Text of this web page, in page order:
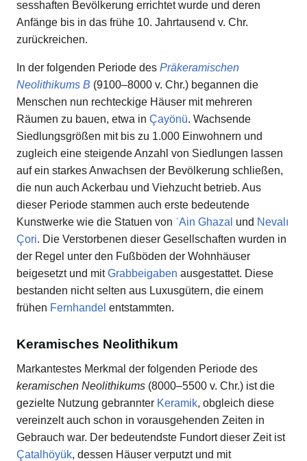
sesshaften Bevölkerung errichtet wurde und deren
Anfänge bis in das frühe 10. Jahrtausend v. Chr.
zurückreichen.
In der folgenden Periode des Präkeramischen
Neolithikums B (9100–8000 v. Chr.) begannen die
Menschen nun rechteckige Häuser mit mehreren
Räumen zu bauen, etwa in Çayönü. Wachsende
Siedlungsgrößen mit bis zu 1.000 Einwohnern und
zugleich eine steigende Anzahl von Siedlungen lassen
auf ein starkes Anwachsen der Bevölkerung schließen,
die nun auch Ackerbau und Viehzucht betrieb. Aus
dieser Periode stammen auch erste bedeutende
Kunstwerke wie die Statuen von ʿAin Ghazal und Nevalı
Çori. Die Verstorbenen dieser Gesellschaften wurden in
der Regel unter den Fußböden der Wohnhäuser
beigesetzt und mitGrabbeigaben ausgestattet. Diese
bestanden nicht selten aus Luxusgütern, die einem
frühen Fernhandel entstammten.
Keramisches Neolithikum
Markantestes Merkmal der folgenden Periode des
keramischen Neolithikums (8000–5500 v. Chr.) ist die
gezielte Nutzung gebrannter Keramik, obgleich diese
vereinzelt auch schon in vorausgehenden Zeiten in
Gebrauch war. Der bedeutendste Fundort dieser Zeit ist
Çatalhöyük, dessen Häuser verputzt und mit